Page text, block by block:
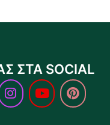
ΣΤΑ SOCIAL